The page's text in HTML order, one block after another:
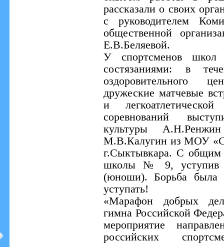
рассказали о своих
с руководителем
общественной
Е.В.Беляевой.
У спортсменов школ
состязаниями: в
оздоровительного
дружеские матчевые
и
соревнований
культуры
М.В.Калугин из МОУ
г.Сыктывкара. С общим
школы № 9, уступив
(юноши). Борьба была
уступать!
«Марафон добрых
гимна Российской
мероприятие
российских